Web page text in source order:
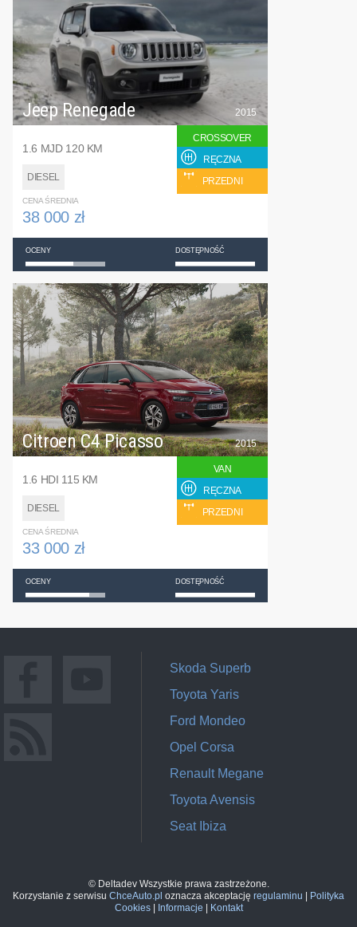
Jeep Renegade
1.6 MJD 120 KM
DIESEL
2015
CROSSOVER
RĘCZNA
PRZEDNI
CENA ŚREDNIA
38 000 zł
OCENY DOSTĘPNOŚĆ
Citroen C4 Picasso
1.6 HDI 115 KM
DIESEL
2015
VAN
RĘCZNA
PRZEDNI
CENA ŚREDNIA
33 000 zł
OCENY DOSTĘPNOŚĆ
Skoda Superb
Toyota Yaris
Ford Mondeo
Opel Corsa
Renault Megane
Toyota Avensis
Seat Ibiza
© Deltadev Wszystkie prawa zastrzeżone.
Korzystanie z serwisu ChceAuto.pl oznacza akceptację regulaminu
Polityka
Cookies| Informacje Kontakt